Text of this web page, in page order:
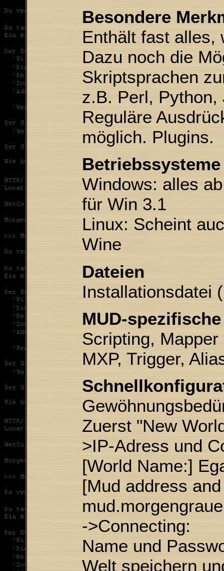
Besondere
Enthält fast alles,
Dazu noch die
Skriptsprachen
z.B. Perl,
Reguläre
möglich. Plugins.
Betriebssysteme
Windows: alles
für Win 3.1
Linux: Scheint
Wine
Dateien
Installationsdatei
MUD-
Scripting,
MXP, Trigger,
Zuerst "New
>IP-Adress und
[World Name:]
[Mud address
->Connecting:
Name und
Welt speichern